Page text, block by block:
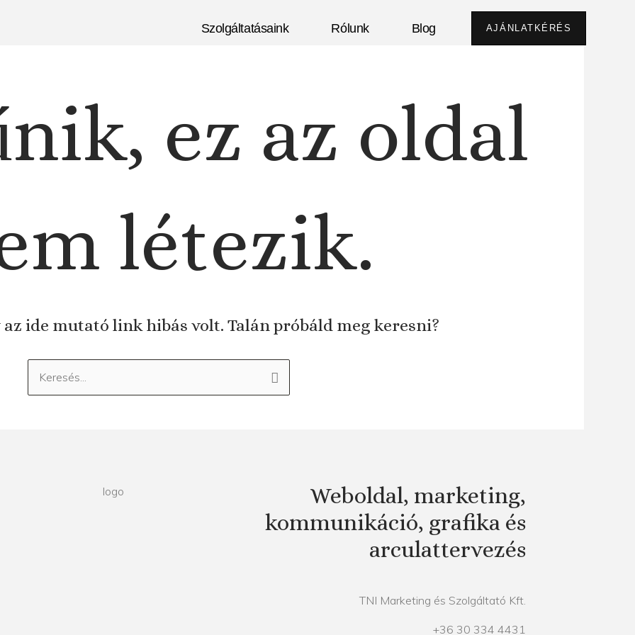
Szolgáltatásaink Rólunk Blog AJÁNLATKÉRÉS
ez az oldal
létezik.
ide mutató link hibás volt. Talán próbáld meg keresni?
Keresés:
Weboldal, marketing,
kommunikáció, grafika és
arculattervezés
TNI Marketing és Szolgáltató Kft.
+36 30 334 4431